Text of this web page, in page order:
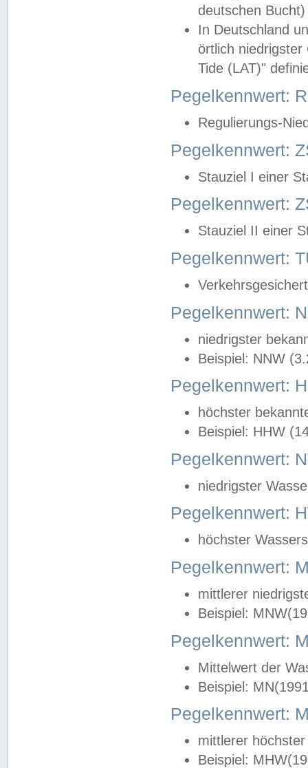
deutschen
In Deutschland
örtlich
Tide (LAT)"
Pegelkennwert:
Regulierungs-
Pegelkennwert:
Stauziel I einer
Pegelkennwert:
Stauziel II einer
Pegelkennwert:
Pegelkennwert:
niedrigster
Beispiel: NNW
Pegelkennwert:
höchster
Beispiel: HHW
Pegelkennwert:
niedrigster
Pegelkennwert:
höchster
Pegelkennwert:
mittlerer
Beispiel:
Pegelkennwert:
Mittelwert der
Beispiel:
Pegelkennwert:
mittlerer
Beispiel: